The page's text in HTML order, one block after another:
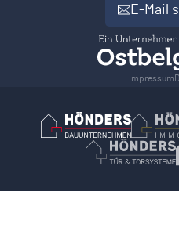
E-Mail
Impressum
Hönders